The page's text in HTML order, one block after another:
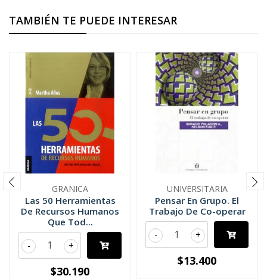
TAMBIÉN TE PUEDE INTERESAR
GRANICA
Las 50 Herramientas
De Recursos Humanos
Que Tod...
+
-
$30.190
UNIVERSITARIA
Pensar En Grupo. El
Trabajo De Co-operar
+
-
$13.400